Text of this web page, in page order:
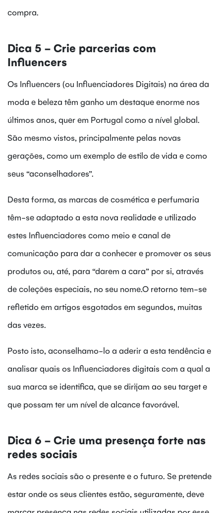
compra.
Dica 5 - Crie parcerias com
Influencers
Os Influencers (ou Influenciadores Digitais) na área da
moda e beleza têm ganho um destaque enorme nos
últimos anos, quer em Portugal como a nível global.
São mesmo vistos, principalmente pelas novas
gerações, como um exemplo de estilo de vida e como
seus “aconselhadores”.
Desta forma, as marcas de cosmética e perfumaria
têm-se adaptado a esta nova realidade e utilizado
estes Influenciadores como meio e canal de
comunicação para dar a conhecer e promover os seus
produtos ou, até, para “darem a cara” por si, através
de coleções especiais, no seu nome.O retorno tem-se
refletido em artigos esgotados em segundos, muitas
das vezes.
Posto isto, aconselhamo-lo a aderir a esta tendência e
analisar quais os Influenciadores digitais com a qual a
sua marca se identifica, que se dirijam ao seu target e
que possam ter um nível de alcance favorável.
Dica 6 - Crie uma presença forte nas
redes sociais
As redes sociais são o presente e o futuro. Se pretende
estar onde os seus clientes estão, seguramente, deve